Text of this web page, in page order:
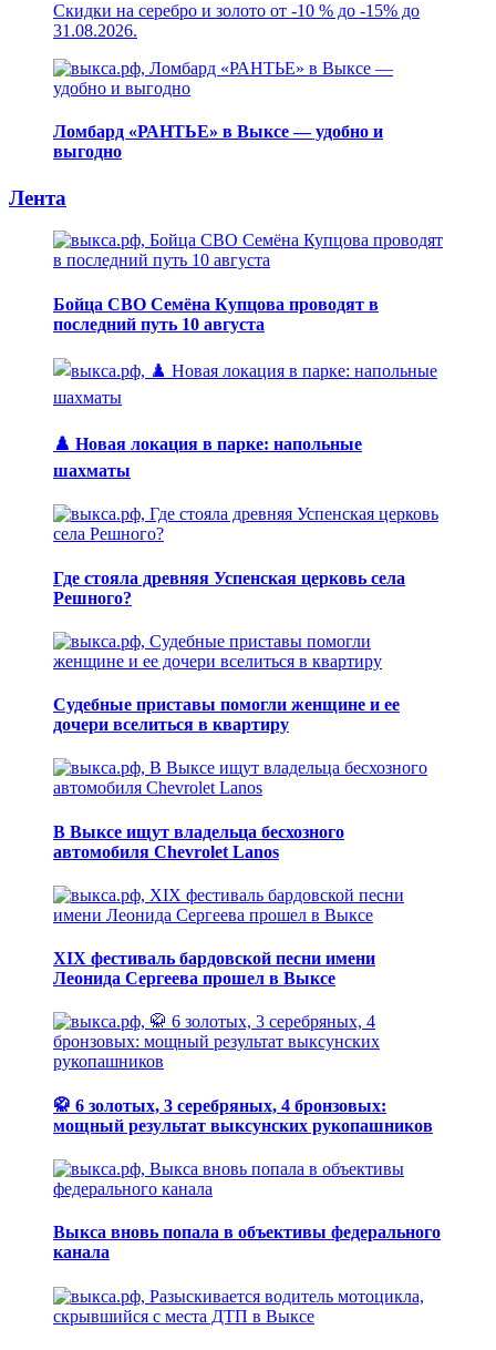
Скидки на серебро и золото от -10 % до -15% до
31.08.2026.
Ломбард «РАНТЬЕ» в Выксе — удобно и
выгодно
Лента
Бойца СВО Семёна Купцова проводят в
последний путь 10 августа
♟️ Новая локация в парке: напольные
шахматы
Где стояла древняя Успенская церковь села
Решного?
Судебные приставы помогли женщине и ее
дочери вселиться в квартиру
В Выксе ищут владельца бесхозного
автомобиля Chevrolet Lanos
XIX фестиваль бардовской песни имени
Леонида Сергеева прошел в Выксе
🥋 6 золотых, 3 серебряных, 4 бронзовых:
мощный результат выксунских рукопашников
Выкса вновь попала в объективы федерального
канала